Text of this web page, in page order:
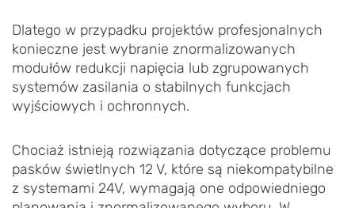
Dlatego w przypadku projektów profesjonalnych
konieczne jest wybranie znormalizowanych
modułów redukcji napięcia lub zgrupowanych
systemów zasilania o stabilnych funkcjach
wyjściowych i ochronnych.
Chociaż istnieją rozwiązania dotyczące problemu
pasków świetlnych 12 V, które są niekompatybilne
z systemami 24V, wymagają one odpowiedniego